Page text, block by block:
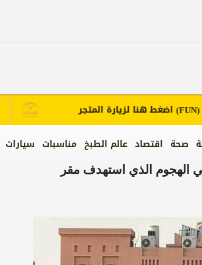
صحة اقتصاد عالم الطبخ مناسبات سيارات
اضغط هنا لزيارة المتجر
الهجوم الذي استهدف مقر